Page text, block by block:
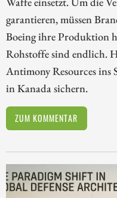
garantieren, müssen
Boeing ihre Produktion
Rohstoffe sind endlich.
Antimony Resources ins
in Kanada sichern.
ZUM KOMMENTAR